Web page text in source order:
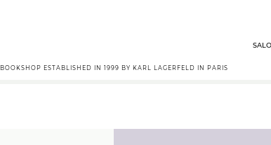
BOOKSHOP ESTABLISHED IN 1999 BY KARL LAGERFELD IN PARIS